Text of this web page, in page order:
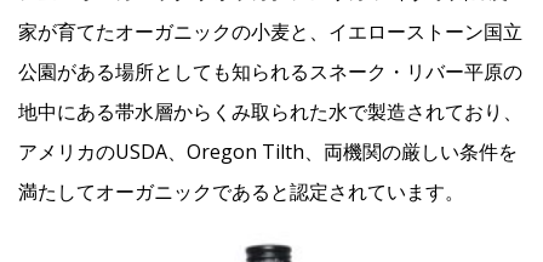
家が育てたオーガニックの小麦と、イエローストーン国立
公園がある場所としても知られるスネーク・リバー平原の
地中にある帯水層からくみ取られた水で製造されており、
アメリカのUSDA、Oregon Tilth、両機関の厳しい条件を
満たしてオーガニックであると認定されています。